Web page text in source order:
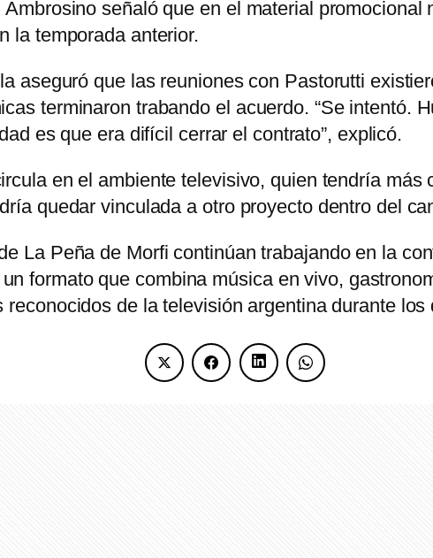
señaló que en el material promocional
la temporada anterior.
aseguró que las reuniones con Pastorutti
terminaron trabando el acuerdo. “Se intentó.
es que era difícil cerrar el contrato”, explicó.
en el ambiente televisivo, quien tendría
quedar vinculada a otro proyecto dentro del
La Peña de Morfi continúan trabajando en la
formato que combina música en vivo,
de la televisión argentina durante